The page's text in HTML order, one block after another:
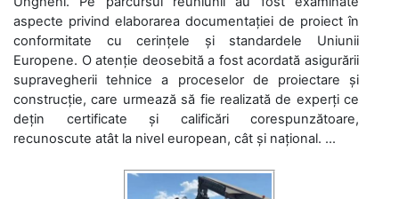
aspecte privind elaborarea documentației de proiect în
conformitate cu cerințele și standardele Uniunii
Europene. O atenție deosebită a fost acordată asigurării
supravegherii tehnice a proceselor de proiectare și
construcție, care urmează să fie realizată de experți ce
dețin certificate și calificări corespunzătoare,
recunoscute atât la nivel european, cât și național. ...